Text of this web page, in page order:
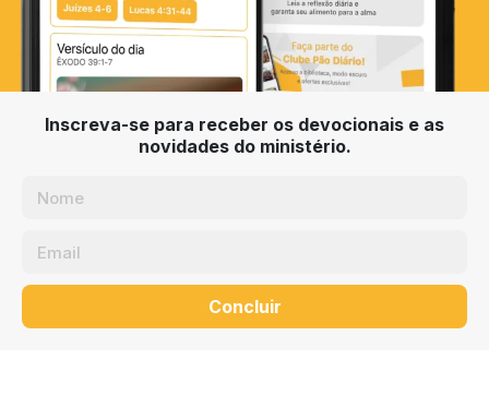
Inscreva-se para receber os devocionais e as
novidades do ministério.
Concluir